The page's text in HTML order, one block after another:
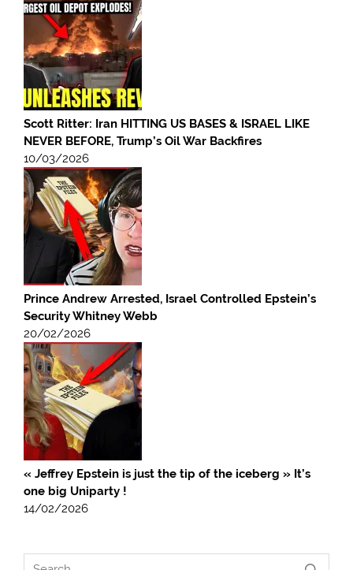
Scott Ritter: Iran HITTING US BASES & ISRAEL LIKE
NEVER BEFORE, Trump’s Oil War Backfires
10/03/2026
Prince Andrew Arrested, Israel Controlled Epstein’s
Security Whitney Webb
20/02/2026
« Jeffrey Epstein is just the tip of the iceberg » It’s
one big Uniparty !
14/02/2026